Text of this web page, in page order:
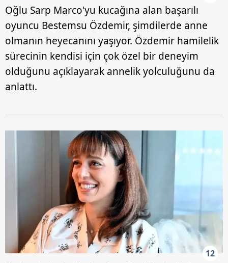
Oğlu Sarp Marco'yu kucağına alan başarılı
oyuncu Bestemsu Özdemir, şimdilerde anne
olmanın heyecanını yaşıyor. Özdemir hamilelik
sürecinin kendisi için çok özel bir deneyim
olduğunu açıklayarak annelik yolculuğunu da
anlattı.
12